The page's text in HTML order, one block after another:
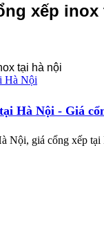
xếp inox
tại hà nội
Hà Nội - Giá
Nội, giá cổng xếp